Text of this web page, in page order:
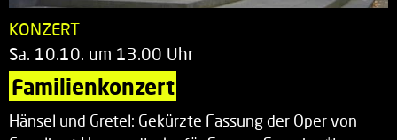
KONZERT
Sa. 10.10. um 13.00 Uhr
Familienkonzert
Hänsel und Gretel: Gekürzte Fassung der Oper von